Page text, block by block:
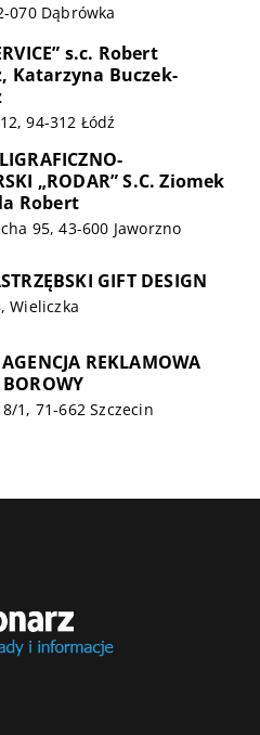
070 Dąbrówka
s.c. Robert
Katarzyna Buczek-
94-312 Łódź
„RODAR” S.C. Ziomek
Robert
95, 43-600 Jaworzno
GIFT DESIGN
Wieliczka
REKLAMOWA
1, 71-662 Szczecin